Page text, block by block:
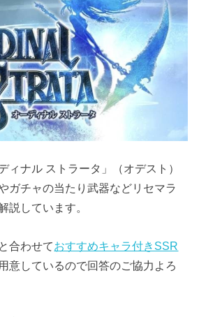
ィナル ストラータ」（オデスト）
ガチャの当たり武器などリセマラ
説しています。
合わせて おすすめキャラ付きSSR
意しているので回答のご協力よろ